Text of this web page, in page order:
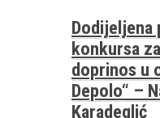
Dodijeljena
konkursa
doprinos u
Depolo“ –
Karadeglić